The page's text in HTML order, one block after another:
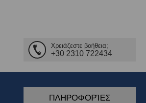
Χρειάζεστε βοήθεια;
+30 2310 722434
ΠΛΗΡΟΦΟΡΊΕΣ